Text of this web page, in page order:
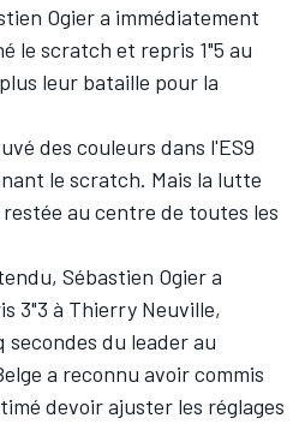
Ogier a immédiatement
le scratch et repris 1"5 au
leur bataille pour la
des couleurs dans l'ES9
le scratch. Mais la lutte
au centre de toutes les
Sébastien Ogier a
3"3 à Thierry Neuville,
secondes du leader au
a reconnu avoir commis
devoir ajuster les réglages